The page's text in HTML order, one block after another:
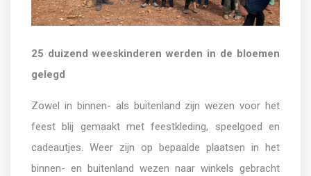
25 duizend weeskinderen werden in de bloemen
gelegd
Zowel in binnen- als buitenland zijn wezen voor het
feest blij gemaakt met feestkleding, speelgoed en
cadeautjes. Weer zijn op bepaalde plaatsen in het
binnen- en buitenland wezen naar winkels gebracht